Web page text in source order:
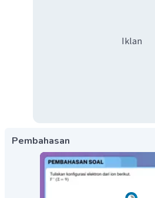
Iklan
Pembahasan